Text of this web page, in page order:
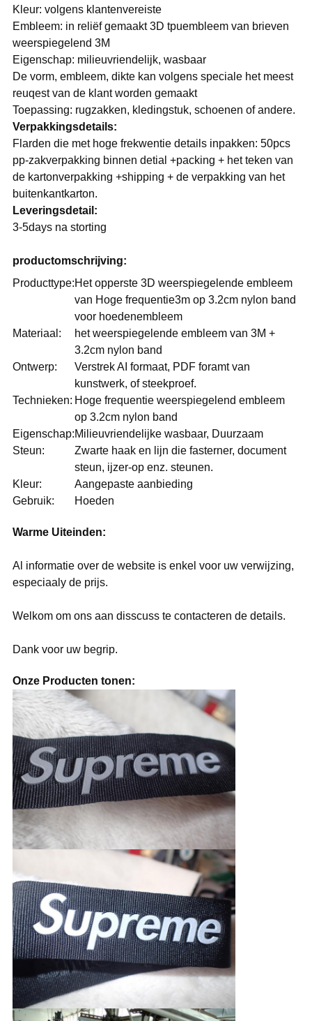
Kleur: volgens klantenvereiste
Embleem: in reliëf gemaakt 3D tpuembleem van brieven
weerspiegelend 3M
Eigenschap: milieuvriendelijk, wasbaar
De vorm, embleem, dikte kan volgens speciale het meest
reuqest van de klant worden gemaakt
Toepassing: rugzakken, kledingstuk, schoenen of andere.
Verpakkingsdetails:
Flarden die met hoge frekwentie details inpakken: 50pcs
pp-zakverpakking binnen detial +packing + het teken van
de kartonverpakking +shipping + de verpakking van het
buitenkantkarton.
Leveringsdetail:
3-5days na storting
productomschrijving:
Producttype:Het opperste 3D weerspiegelende embleem
van Hoge frequentie3m op 3.2cm nylon band
voor hoedenembleem
Materiaal:
het weerspiegelende embleem van 3M +
3.2cm nylon band
Ontwerp:
Verstrek AI formaat, PDF foramt van
kunstwerk, of steekproef.
Technieken: Hoge frequentie weerspiegelend embleem
op 3.2cm nylon band
Eigenschap:Milieuvriendelijke wasbaar, Duurzaam
Steun:
Zwarte haak en lijn die fasterner, document
steun, ijzer-op enz. steunen.
Kleur:
Aangepaste aanbieding
Gebruik:
Hoeden
Warme Uiteinden:
Al informatie over de website is enkel voor uw verwijzing,
especiaaly de prijs.
Welkom om ons aan disscuss te contacteren de details.
Dank voor uw begrip.
Onze Producten tonen: